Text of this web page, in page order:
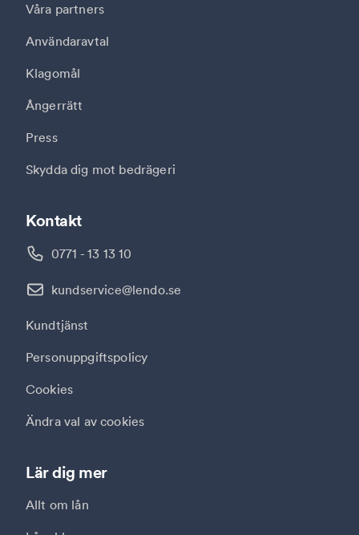
Lär dig mer
Allt om lån
Kontakt
0771 - 13 13 10
kundservice@lendo.se
Kundtjänst
Personuppgiftspolicy
Cookies
Ändra val av cookies
Våra partners
Användaravtal
Klagomål
Ångerrätt
Press
Skydda dig mot bedrägeri